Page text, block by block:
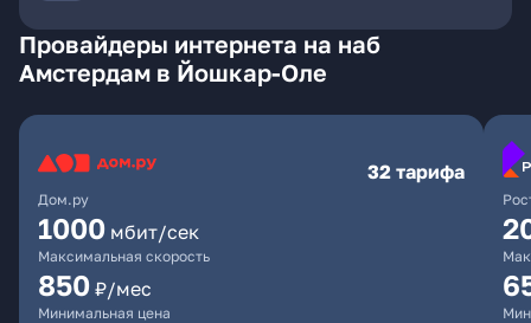
Провайдеры интернета на наб
Амстердам в Йошкар-Оле
Дом.ру
32 тарифа
1000 мбит/сек
Максимальная скорость
850 ₽/мес
Минимальная цена